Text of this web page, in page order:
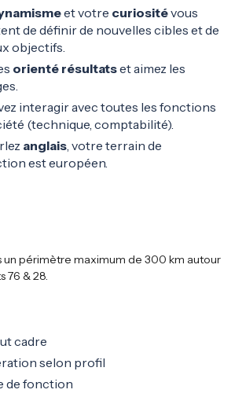
et votre curiositévous
de définir de nouvelles cibles et de
objectifs.
orienté résultatset aimez les
interagir avec toutes les fonctions
(technique, comptabilité).
anglais, votre terrain de
est européen.
un périmètre maximum de 300 km autour
76 & 28.
cadre
selon profil
de fonction